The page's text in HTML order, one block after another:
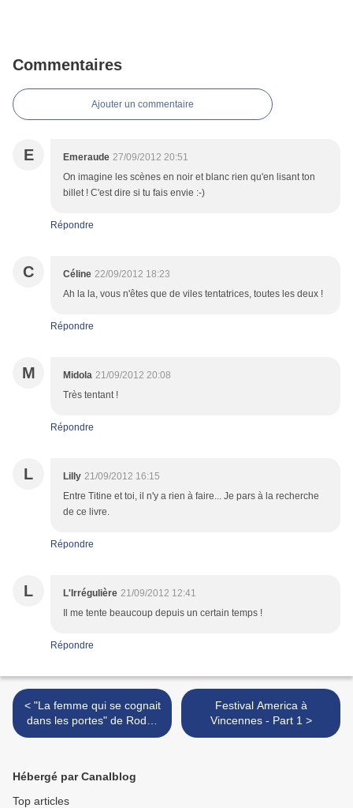
Commentaires
Ajouter un commentaire
E Emeraude 27/09/2012 20:51
On imagine les scènes en noir et blanc rien qu'en lisant ton
billet ! C'est dire si tu fais envie :-)
Répondre
C Céline 22/09/2012 18:23
Ah la la, vous n'êtes que de viles tentatrices, toutes les deux !
Répondre
M Midola 21/09/2012 20:08
Très tentant !
Répondre
L Lilly 21/09/2012 16:15
Entre Titine et toi, il n'y a rien à faire... Je pars à la recherche
de ce livre.
Répondre
L L'Irrégulière 21/09/2012 12:41
Il me tente beaucoup depuis un certain temps !
Répondre
< "La femme qui se cognait
dans les portes" de Roddy
DOYLE
Festival America à
Vincennes - Part 1 >
Hébergé par Canalblog
Top articles